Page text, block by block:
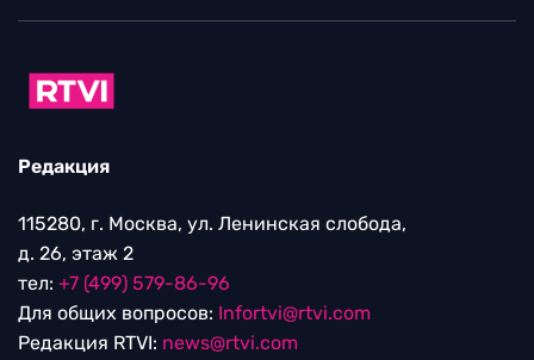
Редакция
115280, г. Москва, ул. Ленинская слобода,
д. 26, этаж 2
тел: +7 (499) 579-86-96
Для общих вопросов: Infortvi@rtvi.com
Редакция RTVI: news@rtvi.com